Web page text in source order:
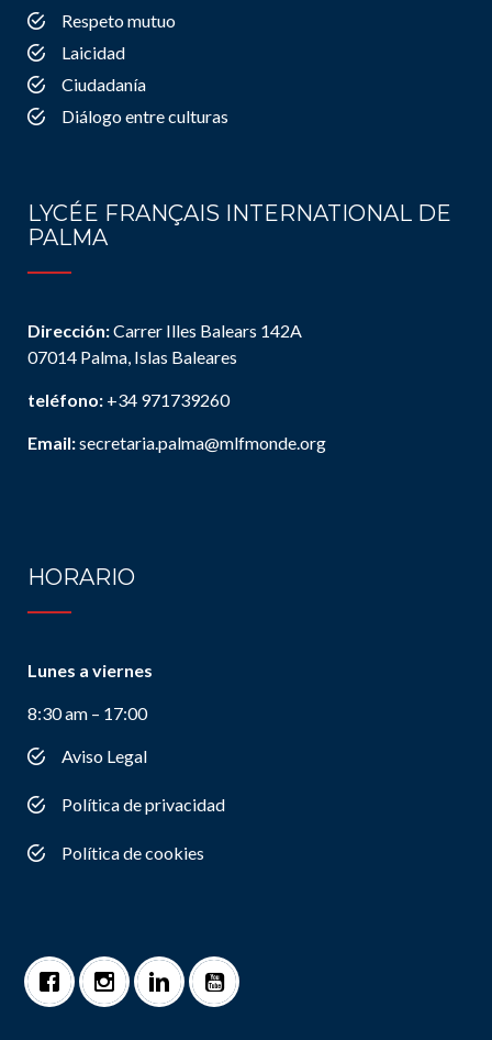
Respeto mutuo
Laicidad
Ciudadanía
Diálogo entre culturas
LYCÉE FRANÇAIS INTERNATIONAL DE
PALMA
Dirección:Carrer Illes Balears 142A
07014 Palma, Islas Baleares
teléfono: +34 971739260
Email:secretaria.palma@mlfmonde.org
HORARIO
Lunes a viernes
8:30 am – 17:00
Aviso Legal
Política de privacidad
Política de cookies